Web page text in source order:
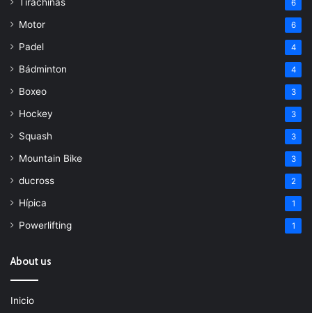
6
Motor 6
Padel 4
Bádminton 4
Boxeo 3
Hockey 3
Squash 3
Mountain Bike 3
ducross 2
Hípica 1
Powerlifting 1
About us
Inicio